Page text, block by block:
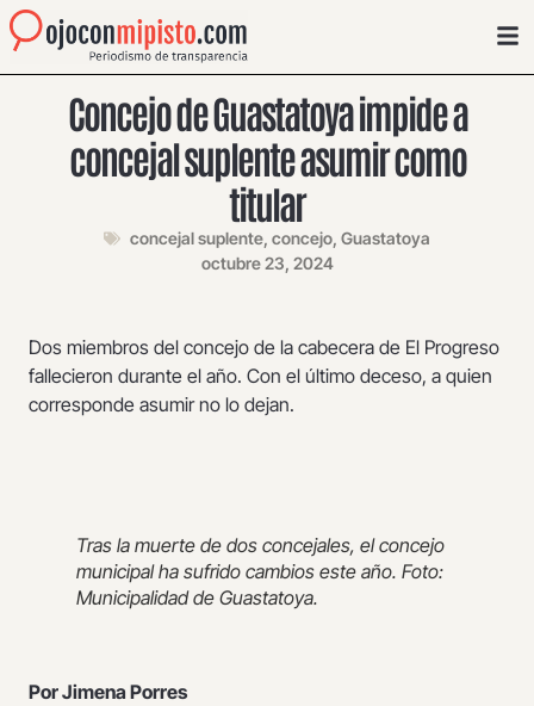
Concejo de Guastatoya impide a
concejal suplente asumir como
titular
concejal suplente, concejo, Guastatoya
octubre 23, 2024
Dos miembros del concejo de la cabecera de El Progreso
fallecieron durante el año. Con el último deceso, a quien
corresponde asumir no lo dejan.
Tras la muerte de dos concejales, el concejo
municipal ha sufrido cambios este año. Foto:
Municipalidad de Guastatoya.
Por Jimena Porres